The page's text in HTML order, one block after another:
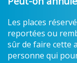
Les places
reportées ou
sûr de faire cette
personne qui